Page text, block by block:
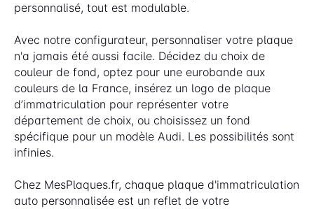
personnalisé, tout est modulable.
Avec notre configurateur, personnaliser votre plaque
n'a jamais été aussi facile. Décidez du choix de
couleur de fond, optez pour une eurobande aux
couleurs de la France, insérez un logo de plaque
d’immatriculation pour représenter votre
département de choix, ou choisissez un fond
spécifique pour un modèle Audi. Les possibilités sont
infinies.
Chez MesPlaques.fr, chaque plaque d'immatriculation
auto personnalisée est un reflet de votre